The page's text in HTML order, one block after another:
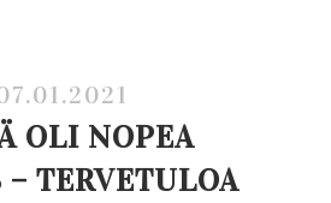
OLI NOPEA
– TERVETULOA